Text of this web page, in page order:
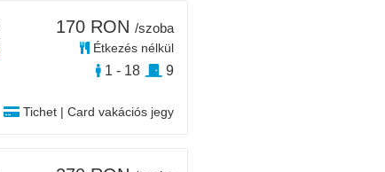
Tichet | Card vakációs jegy
170 RON /szoba
Étkezés nélkül
1 - 18 9